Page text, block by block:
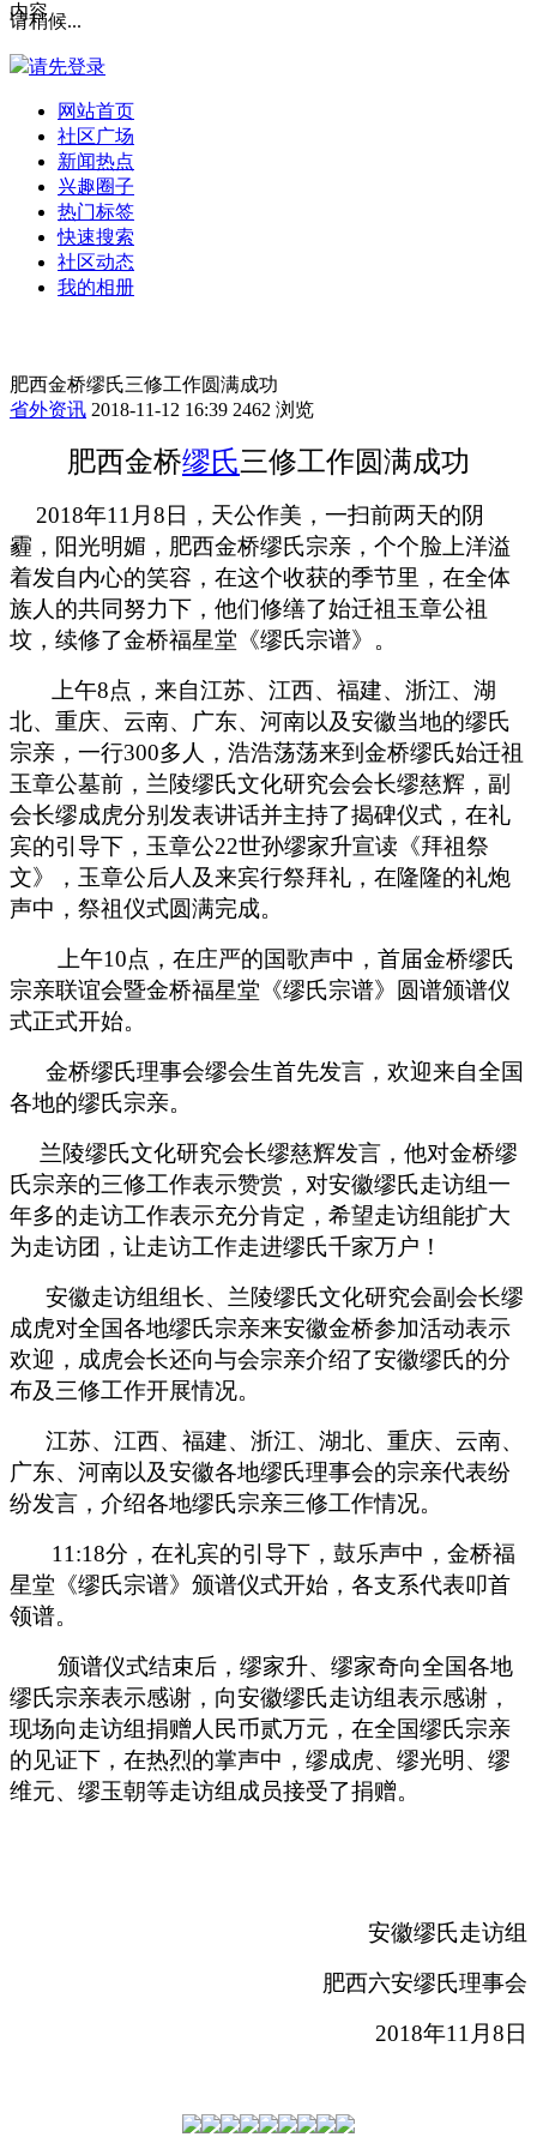
请稍候...
请先登录
网站首页
社区广场
新闻热点
兴趣圈子
热门标签
快速搜索
社区动态
我的相册
内容
肥西金桥缪氏三修工作圆满成功
省外资讯 2018-11-12 16:39 2462 浏览
肥西金桥缪氏三修工作圆满成功
2018年11 月 8 日，天公作美，一扫前两天的阴
霾，阳光明媚，肥西金桥缪氏宗亲，个个脸上洋溢
着发自内心的笑容，在这个收获的季节里，在全体
族人的共同努力下，他们修缮了始迁祖玉章公祖
坟，续修了金桥福星堂《缪氏宗谱》。
上午8点，来自江苏、江西、福建、浙江、湖
北、重庆、云南、广东、河南以及安徽当地的缪氏
宗亲，一行300多人，浩浩荡荡来到金桥缪氏始迁祖
玉章公墓前，兰陵缪氏文化研究会会长缪慈辉，副
会长缪成虎分别发表讲话并主持了揭碑仪式，在礼
宾的引导下，玉章公22世孙缪家升宣读《拜祖祭
文》，玉章公后人及来宾行祭拜礼，在隆隆的礼炮
声中，祭祖仪式圆满完成。
上午10点，在庄严的国歌声中，首届金桥缪氏
宗亲联谊会暨金桥福星堂《缪氏宗谱》圆谱颁谱仪
式正式开始。
金桥缪氏理事会缪会生首先发言，欢迎来自全国
各地的缪氏宗亲。
兰陵缪氏文化研究会长缪慈辉发言，他对金桥缪
氏宗亲的三修工作表示赞赏，对安徽缪氏走访组一
年多的走访工作表示充分肯定，希望走访组能扩大
为走访团，让走访工作走进缪氏千家万户！
安徽走访组组长、兰陵缪氏文化研究会副会长缪
成虎对全国各地缪氏宗亲来安徽金桥参加活动表示
欢迎，成虎会长还向与会宗亲介绍了安徽缪氏的分
布及三修工作开展情况。
江苏、江西、福建、浙江、湖北、重庆、云南、
广东、河南以及安徽各地缪氏理事会的宗亲代表纷
纷发言，介绍各地缪氏宗亲三修工作情况。
11:18分，在礼宾的引导下，鼓乐声中，金桥福
星堂《缪氏宗谱》颁谱仪式开始，各支系代表叩首
领谱。
颁谱仪式结束后，缪家升、缪家奇向全国各地
缪氏宗亲表示感谢，向安徽缪氏走访组表示感谢，
现场向走访组捐赠人民币贰万元，在全国缪氏宗亲
的见证下，在热烈的掌声中，缪成虎、缪光明、缪
维元、缪玉朝等走访组成员接受了捐赠。
安徽缪氏走访组
肥西六安缪氏理事会
2018年11 月 8 日